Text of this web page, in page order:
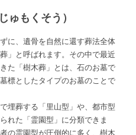
ゅもくそう）
に、遺骨を自然に還す葬法全体
」と呼ばれます。その中で最近
た「樹木葬」とは、石のお墓で
標としたタイプのお墓のことで
埋葬する「里山型」や、都市型
れた「霊園型」に分類できま
の霊園型が圧倒的に多く、樹木